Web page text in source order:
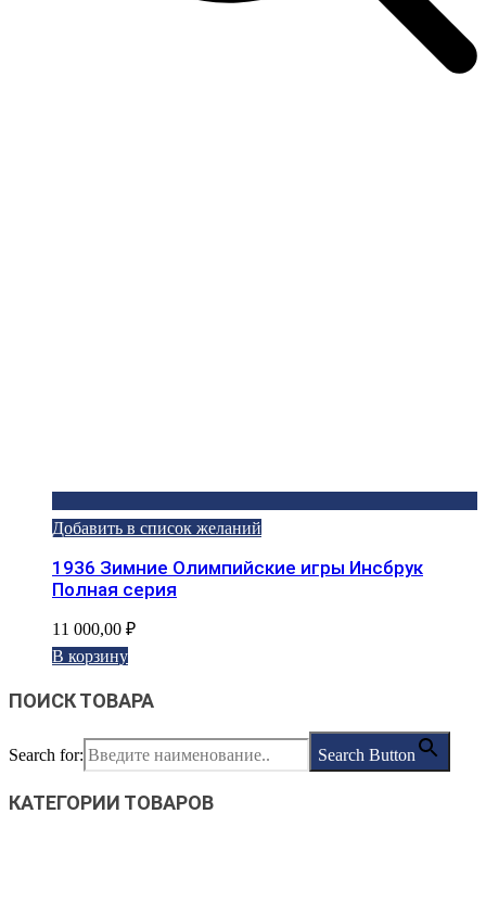
Добавить в список желаний
1936 Зимние Олимпийские игры Инсбрук
Полная серия
11 000,00 ₽
В корзину
ПОИСК ТОВАРА
Search for: Search Button
КАТЕГОРИИ ТОВАРОВ